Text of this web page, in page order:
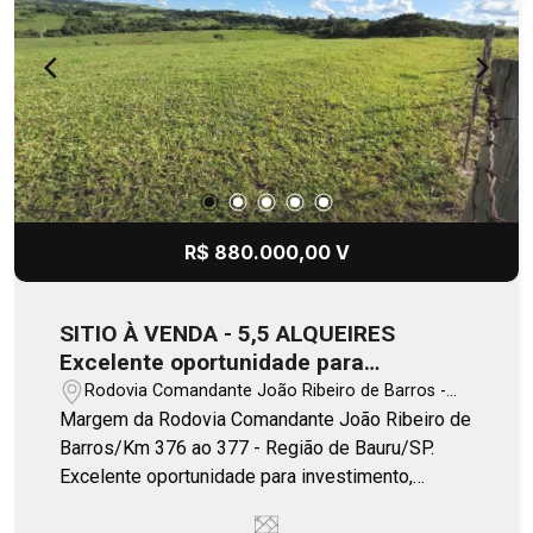
R$ 880.000,00 V
SITIO À VENDA - 5,5 ALQUEIRES
Excelente oportunidade para
investimento, pecuária ou lazer!
Rodovia Comandante João Ribeiro de Barros -
Duartina/SP
Margem da Rodovia Comandante João Ribeiro de
Barros/Km 376 ao 377 - Região de Bauru/SP.
Excelente oportunidade para investimento,